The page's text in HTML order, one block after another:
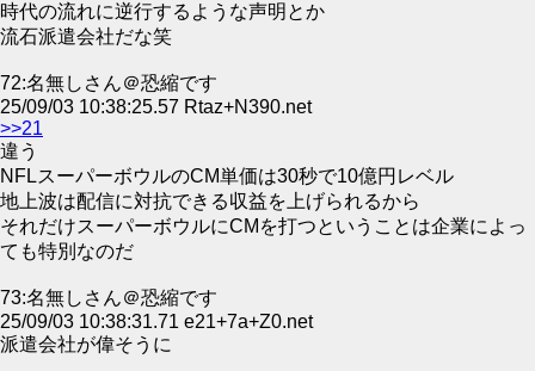
時代の流れに逆行するような声明とか
流石派遣会社だな笑
72:名無しさん＠恐縮です
25/09/03 10:38:25.57 Rtaz+N390.net
>>21
違う
NFLスーパーボウルのCM単価は30秒で10億円レベル
地上波は配信に対抗できる収益を上げられるから
それだけスーパーボウルにCMを打つということは企業によっ
ても特別なのだ
73:名無しさん＠恐縮です
25/09/03 10:38:31.71 e21+7a+Z0.net
派遣会社が偉そうに